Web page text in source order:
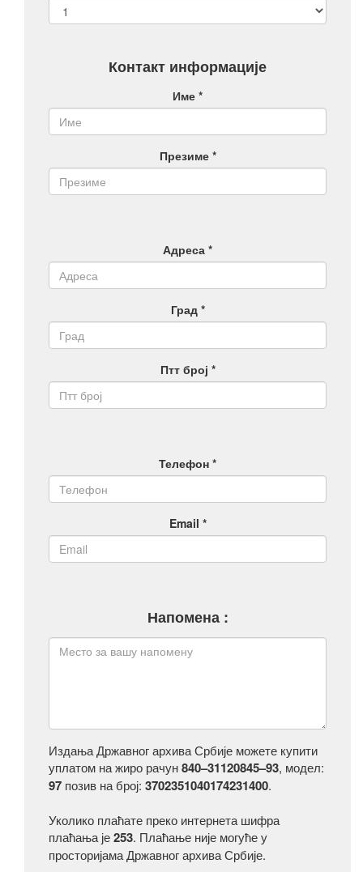
Контакт информације
Име *
Презиме *
Адреса *
Град *
Птт број *
Телефон *
Email *
Напомена :
Издања Државног архива Србије можете купити
уплатом на жиро рачун840–31120845–93, модел:
97 позив на број: 3702351040174231400.
Уколико плаћате преко интернета шифра
плаћања је253. Плаћање није могуће у
просторијама Државног архива Србије.